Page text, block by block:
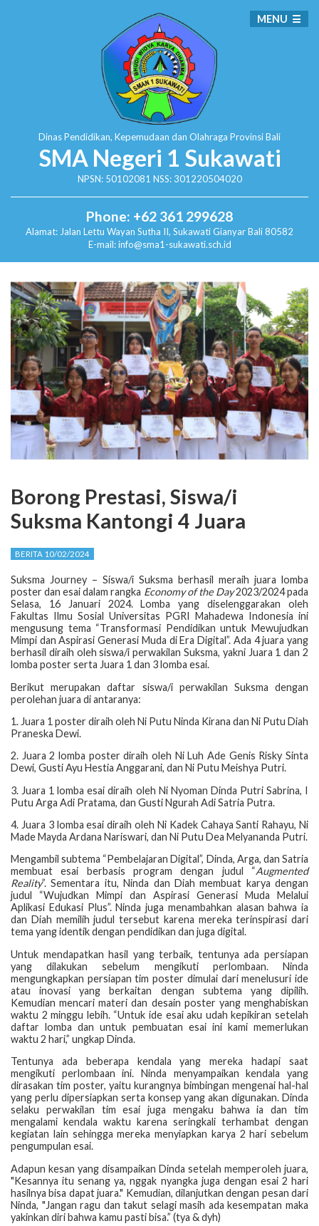
Dinas Pendidikan, Kepemudaan dan Olahraga Provinsi Bali
SMA Negeri 1 Sukawati
NPSN: 50102081 NSS: 301220504020
Phone: +62 361 299628
Alamat: Jalan Lettu Wayan Sutha II, SukawatiGianyar Bali 80582
E-mail: info@sma1-sukawati.sch.id
MENU
Borong Prestasi, Siswa/i
Suksma Kantongi 4 Juara
BERITA 10/02/2024
Suksma Journey – Siswa/i Suksma berhasil meraih juara lomba
poster dan esai dalam rangka Economy of the Day2023/2024 pada
Selasa, 16 Januari 2024. Lomba yang diselenggarakan oleh
Fakultas Ilmu Sosial Universitas PGRI Mahadewa Indonesia ini
mengusung tema “Transformasi Pendidikan untuk Mewujudkan
Mimpi dan Aspirasi Generasi Muda di Era Digital”. Ada 4 juara yang
berhasil diraih oleh siswa/i perwakilan Suksma, yakni Juara 1 dan 2
lomba poster serta Juara 1 dan 3 lomba esai.
Berikut merupakan daftar siswa/i perwakilan Suksma dengan
perolehan juara di antaranya:
1. Juara 1 poster diraih oleh Ni Putu Ninda Kirana dan Ni Putu Diah
Praneska Dewi.
2. Juara 2 lomba poster diraih oleh Ni Luh Ade Genis Risky Sinta
Dewi, Gusti Ayu Hestia Anggarani, dan Ni Putu Meishya Putri.
3. Juara 1 lomba esai diraih oleh Ni Nyoman Dinda Putri Sabrina, I
Putu Arga Adi Pratama, dan Gusti Ngurah Adi Satria Putra.
4. Juara 3 lomba esai diraih oleh Ni Kadek Cahaya Santi Rahayu, Ni
Made Mayda Ardana Nariswari, dan Ni Putu Dea Melyananda Putri.
Mengambil subtema “Pembelajaran Digital”, Dinda, Arga, dan Satria
membuat esai berbasis program dengan judul “Augmented
Reality”. Sementara itu, Ninda dan Diah membuat karya dengan
judul “Wujudkan Mimpi dan Aspirasi Generasi Muda Melalui
Aplikasi Edukasi Plus”. Ninda juga menambahkan alasan bahwa ia
dan Diah memilih judul tersebut karena mereka terinspirasi dari
tema yang identik dengan pendidikan dan juga digital.
Untuk mendapatkan hasil yang terbaik, tentunya ada persiapan
yang dilakukan sebelum mengikuti perlombaan. Ninda
mengungkapkan persiapan tim poster dimulai dari menelusuri ide
atau inovasi yang berkaitan dengan subtema yang dipilih.
Kemudian mencari materi dan desain poster yang menghabiskan
waktu 2 minggu lebih. “Untuk ide esai aku udah kepikiran setelah
daftar lomba dan untuk pembuatan esai ini kami memerlukan
waktu 2 hari,” ungkap Dinda.
Tentunya ada beberapa kendala yang mereka hadapi saat
mengikuti perlombaan ini. Ninda menyampaikan kendala yang
dirasakan tim poster, yaitu kurangnya bimbingan mengenai hal-hal
yang perlu dipersiapkan serta konsep yang akan digunakan. Dinda
selaku perwakilan tim esai juga mengaku bahwa ia dan tim
mengalami kendala waktu karena seringkali terhambat dengan
kegiatan lain sehingga mereka menyiapkan karya 2 hari sebelum
pengumpulan esai.
Adapun kesan yang disampaikan Dinda setelah memperoleh juara,
"Kesannya itu senang ya, nggak nyangka juga dengan esai 2 hari
hasilnya bisa dapat juara." Kemudian, dilanjutkan dengan pesan dari
Ninda, "Jangan ragu dan takut selagi masih ada kesempatan maka
yakinkan diri bahwa kamu pasti bisa.” (tya & dyh)